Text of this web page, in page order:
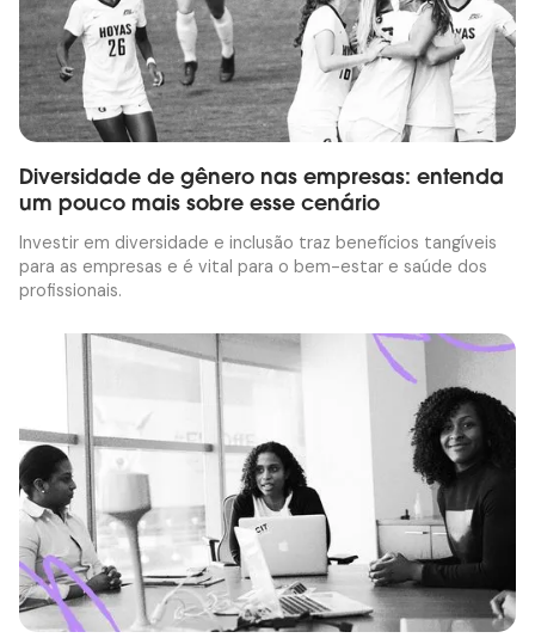
Diversidade de gênero nas empresas: entenda
um pouco mais sobre esse cenário
Investir em diversidade e inclusão traz benefícios tangíveis
para as empresas e é vital para o bem-estar e saúde dos
profissionais.